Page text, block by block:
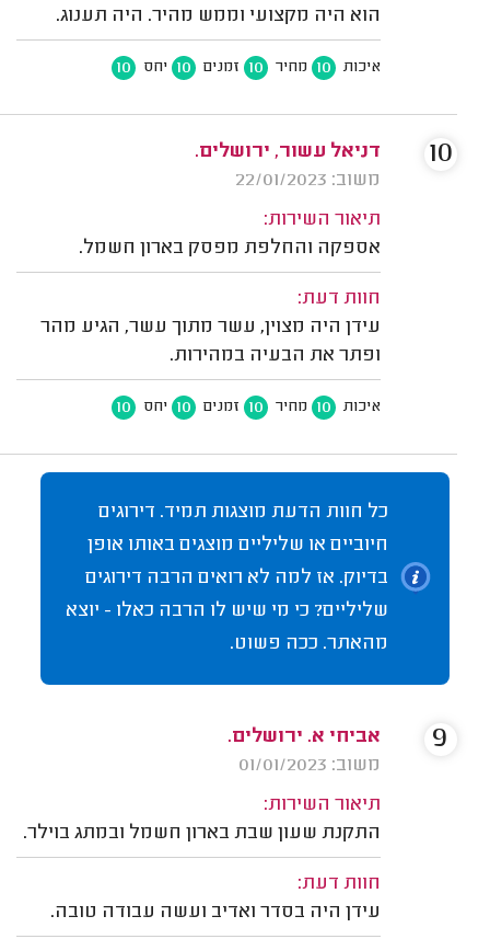
הוא היה מקצועי וממש מהיר. היה תענוג.
איכות 10 מחיר 10 זמנים 10 יחס 10
דניאל עשור, ירושלים.
משוב: 22/01/2023
תיאור השירות:
אספקה והחלפת מפסק בארון חשמל.
חוות דעת:
עידן היה מצוין, עשר מתוך עשר, הגיע מהר
ופתר את הבעיה במהירות.
איכות 10 מחיר 10 זמנים 10 יחס 10
10
כל חוות הדעת מוצגות תמיד. דירוגים
חיוביים או שליליים מוצגים באותו אופן
בדיוק. אז למה לא רואים הרבה דירוגים
שליליים? כי מי שיש לו הרבה כאלו - יוצא
מהאתר. ככה פשוט.
אביחי א. ירושלים.
משוב: 01/01/2023
תיאור השירות:
התקנת שעון שבת בארון חשמל ובמתג בוילר.
חוות דעת:
עידן היה בסדר ואדיב ועשה עבודה טובה.
9